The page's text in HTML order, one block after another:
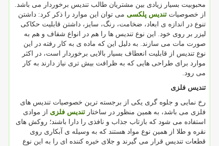
محبوبیت بسیار زیادی بین مشتریان طالب تندیس برخوردار می باشد.
از خصوصیات تندیس پلکسی می توان این موارد را ذکر کرد: داشتن
تنوع در اندازه ی ابعاد، ضخامت، رنگ، سایز، داشتن قابلیت حکاکی
لیزر بر روی خود. این نوع تندیس ها را هم در انواع شفاف و هم به
صورت مات می سازند. به دلیل این که ماده ی به کار رفته در این
نوع تندیس از قابلیت انعطاف بسیار بالایی برخوردار است، در اکثر
موارد برای طراحی هایی که به ظرافت بیش تری نیاز دارند به کار
می رود.
تندیس فلزی
رخ نمایی و جلوه گری یکی از برجسته ترین خصوصیات تندیس های
فلزی می باشد، به همین منظور در ساختار تندیس فلزی از موادی
استفاده می شود که بازتاب جذاب و نافذی را دارا باشند؛ روکش های
نقره و طلا از همین نوع مواد هستند که به وسیله ی آبکاری روی
قطعات تندیس قرار می گیرند و جلای خیره کننده ای را به این نوع